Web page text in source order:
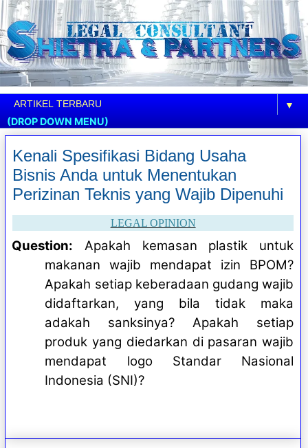
▼
(DROP DOWN MENU)
Kenali Spesifikasi Bidang Usaha
Bisnis Anda untuk Menentukan
Perizinan Teknis yang Wajib Dipenuhi
LEGAL OPINION
Question:
Apakah kemasan plastik untuk
makanan wajib mendapat izin BPOM?
Apakah setiap keberadaan gudang wajib
didaftarkan, yang bila tidak maka
adakah sanksinya? Apakah setiap
produk yang diedarkan di pasaran wajib
mendapat logo Standar Nasional
Indonesia (SNI)?